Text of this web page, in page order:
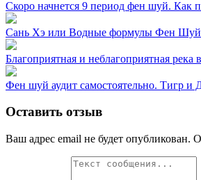
Скоро начнется 9 период фен шуй. Как
Сань Хэ или Водные формулы Фен Шуй.
Благоприятная и неблагоприятная
Фен шуй аудит самостоятельно. Тигр и
Оставить отзыв
Ваш адрес email не будет опубликован.